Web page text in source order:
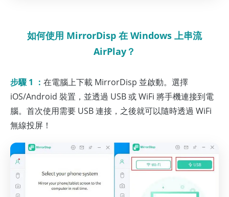
如何使用 MirrorDisp 在 Windows 上串流
AirPlay？
步驟 1 ： 在電腦上下載 MirrorDisp 並啟動。選擇
iOS/Android 裝置，並透過 USB 或 WiFi 將手機連接到電
腦。首次使用需要 USB 連接，之後就可以隨時透過 WiFi
無線投屏！